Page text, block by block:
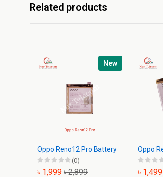
Related products
New
Oppo Reno12 Pro Battery
(0)
৳ 1,999 ৳ 2,899
Oppo
৳ 1,499